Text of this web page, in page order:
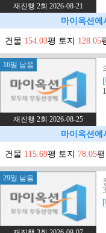
재진행 2회 2026-08-21
마이옥션에
건물 154.03평 토지 128.05
16일 남음
재진행 2회 2026-08-25
마이옥션에
건물 115.69평 토지 78.05평
29일 남음